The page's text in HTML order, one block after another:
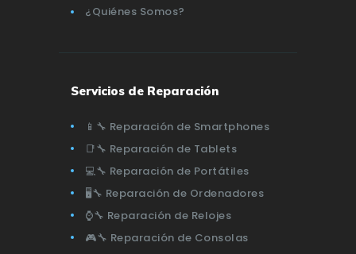
¿Quiénes Somos?
Servicios de Reparación
📱🔧 Reparación de Smartphones
📑🔧 Reparación de Tablets
💻🔧 Reparación de Portátiles
🖥️🔧 Reparación de Ordenadores
⌚🔧 Reparación de Relojes
🎮🔧 Reparación de Consolas